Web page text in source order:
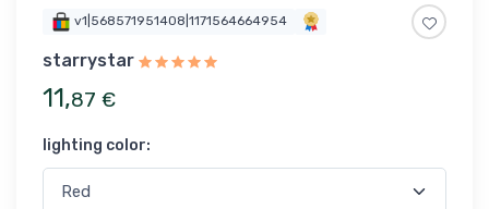
v1|568571951408|1171564664954
starrystar
11,87 €
lighting color: